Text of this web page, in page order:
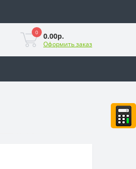
0 0.00р.
Оформить заказ